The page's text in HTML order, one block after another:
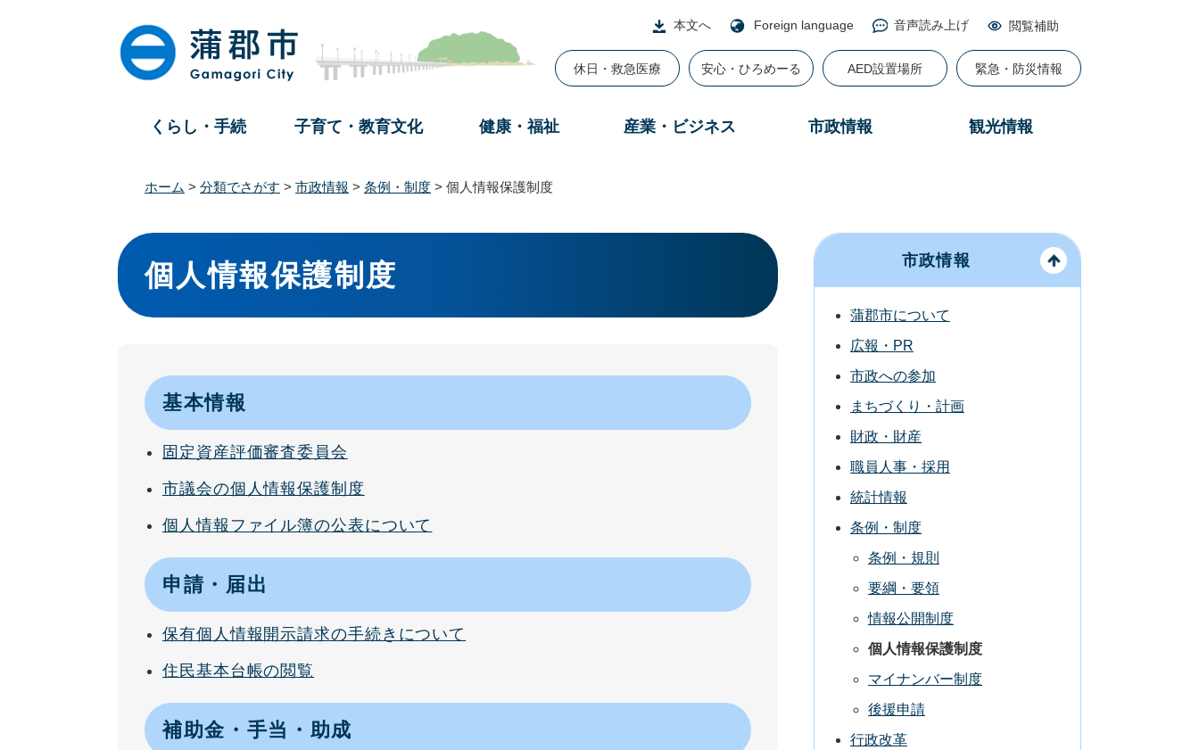
本文へ Foreign language 音声読み上げ 閲覧補助
休日・救急医療 安心・ひろめーる AED設置場所 緊急・防災情報
くらし・手続 子育て・教育文化 健康・福祉 産業・ビジネス 市政情報 観光情報
ホーム > 分類でさがす > 市政情報 > 条例・制度 > 個人情報保護制度
本
文
個人情報保護制度
基本情報
固定資産評価審査委員会
市議会の個人情報保護制度
個人情報ファイル簿の公表について
申請・届出
保有個人情報開示請求の手続きについて
住民基本台帳の閲覧
補助金・手当・助成
市政情報
蒲郡市について
広報・PR
市政への参加
まちづくり・計画
財政・財産
職員人事・採用
統計情報
条例・制度
条例・規則
要綱・要領
情報公開制度
個人情報保護制度
マイナンバー制度
後援申請
行政改革